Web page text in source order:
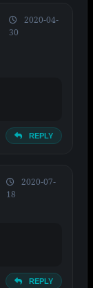
2020-04-
30
REPLY
2020-07-
18
REPLY